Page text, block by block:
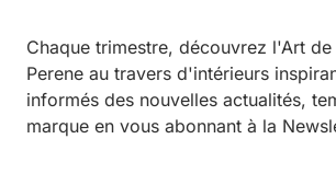
Chaque trimestre, découvrez l'Art
Perene au travers d'intérieurs
informés des nouvelles actualités,
marque en vous abonnant à la